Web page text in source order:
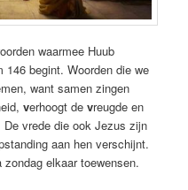
waarmee Huub
begint. Woorden die we
want samen zingen
verhoogt devreugde en
De vrede die ook Jezus zijn
aan hen verschijnt.
elkaar toewensen.